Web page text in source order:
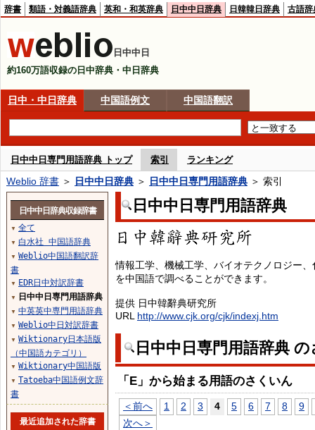
辞書 類語・対義語辞典 英和・和英辞典 日中中日辞典 日韓韓日辞典 古語辞
日中中日
約160万語収録の日中辞典・中日辞典
日中・中日辞典 中国語例文 中国語翻訳
日中中日専門用語辞典 トップ 索引 ランキング
Weblio 辞書 ＞ 日中中日辞典 ＞ 日中中日専門用語辞典 ＞ 索引
日中中日専門用語辞典
情報工学、機械工学、バイオテクノロジー
を中国語で調べることができます。
提供 日中韓辭典研究所
URL http://www.cjk.org/cjk/indexj.htm
日中中日専門用語辞典
「E」から始まる用語のさくいん
＜前へ 1 2 3 4 5 6 7 8
9
次へ＞
日中中日辞典収録辞書
▼ 全て
▼ 白水社 中国語辞典
▼ Weblio中国語翻訳辞
書
▼ EDR日中対訳辞書
▼ 日中中日専門用語辞典
▼ 中英英中専門用語辞典
▼ Weblio中日対訳辞書
▼ Wiktionary日本語版
（中国語カテゴリ）
▼ Wiktionary中国語版
▼ Tatoeba中国語例文辞
書
最近追加された辞書